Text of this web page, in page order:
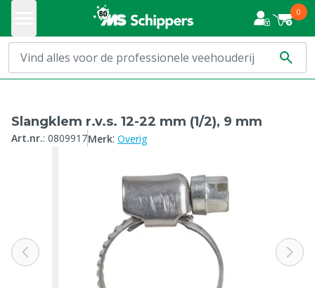
0
Slangklem r.v.s. 12-22 mm (1/2), 9 mm
Art.nr.: 0809917Merk: Overig